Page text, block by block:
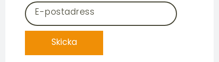
E-postadress
Skicka